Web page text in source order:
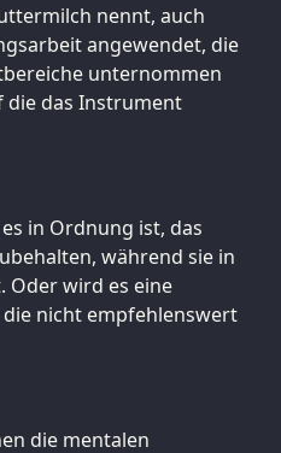
nennt, auch
angewendet, die
unternommen
die das Instrument
in Ordnung ist, das
während sie in
Oder wird es eine
nicht empfehlenswert
die mentalen